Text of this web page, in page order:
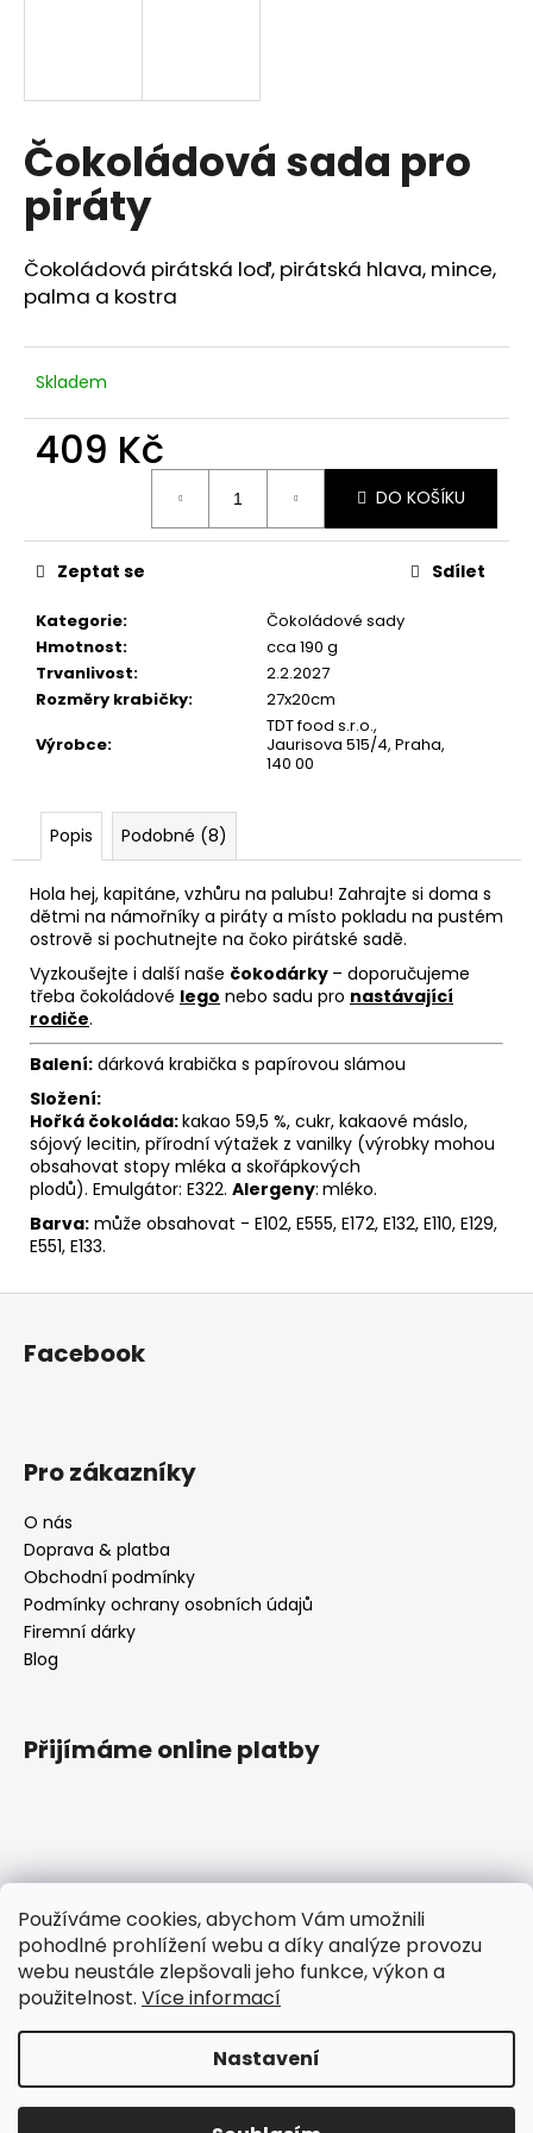
Používáme cookies, abychom Vám umožnili
pohodlné prohlížení webu a díky analýze provozu
webu neustále zlepšovali jeho funkce, výkon a
použitelnost. Více informací
Nastavení
Čokoládová sada pro
piráty
Čokoládová pirátská loď, pirátská hlava, mince,
palma a kostra
Skladem
409 Kč
DO KOŠÍKU
Kategorie:
Čokoládové sady
Hmotnost:
cca 190 g
Trvanlivost:
2.2.2027
Rozměry krabičky:
27x20cm
Výrobce:
TDT food s.r.o.,
Jaurisova 515/4, Praha,
140 00
Zeptat se Sdílet
Popis Podobné (8)
Hola hej, kapitáne, vzhůru na palubu! Zahrajte si doma s
dětmi na námořníky a piráty a místo pokladu na pustém
ostrově si pochutnejte na čoko pirátské sadě.
Vyzkoušejte i další naše čokodárky – doporučujeme
třeba čokoládové lego nebo sadu pro nastávající
rodiče.
Balení: dárková krabička s papírovou slámou
Složení:
Hořká čokoláda:kakao 59,5 %, cukr, kakaové máslo,
sójový lecitin, přírodní výtažek z vanilky (výrobky mohou
obsahovat stopy mléka a skořápkových
plodů). Emulgátor: E322. Alergeny: mléko.
Barva: může obsahovat - E102, E555, E172, E132, E110, E129,
E551, E133.
í
?
HLEDAT
D
o
č
u
e
m
e
Z
Facebook
Pro zákazníky
O nás
Doprava & platba
Obchodní podmínky
Podmínky ochrany osobních údajů
Firemní dárky
Blog
Přijímáme online platby
tomas@ttcokolada.cz
+420 732675920
Čokoládové nářadí
ttcoko